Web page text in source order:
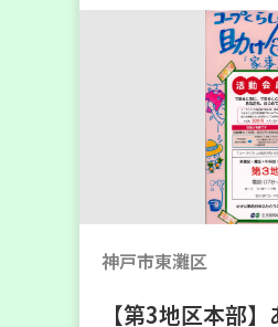
神戸市東灘区
【第3地区本部